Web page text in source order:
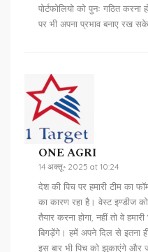
पोर्टफोलियो को पुनः गठित करना
पर भी अपना प्रभाव बनाए रख
ONE AGRI
14 अक्तू॰ 2025 at 10:24
देश की पिच पर हमारी टीम का
का कारण रहा है। वेस्ट इण्डीज
तैयार करना होगा, नहीं तो वे
बिगड़ेंगे। हमें अपने दिल से इतना
इस बार भी पिच को झुकाएंगे और